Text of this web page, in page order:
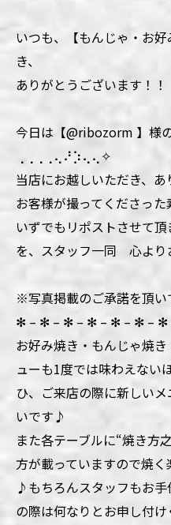
いつも、【もんじゃ・お
き、
ありがとうございます！！
今日は【@ribozorm 】様
⢀⢀⢀⢀⢄⠜⡱⢄⢄✧
当店にお越しいただき、あ
お客様が撮ってくださっ
いずでもリポストさせて
を、スタッフ一同 心より
※写真掲載のご承諾を頂い
✻ – ✻ – ✻ – ✻ – ✻ – ✻ –
お好み焼き・もんじゃ焼
ューも1度では味わえない
ひ、ご来店の際に新しい
いです♪
また各テーブルに“焼き方
方が載っていますので焼
♪もちろんスタッフもお手
の際は何なりとお申し付